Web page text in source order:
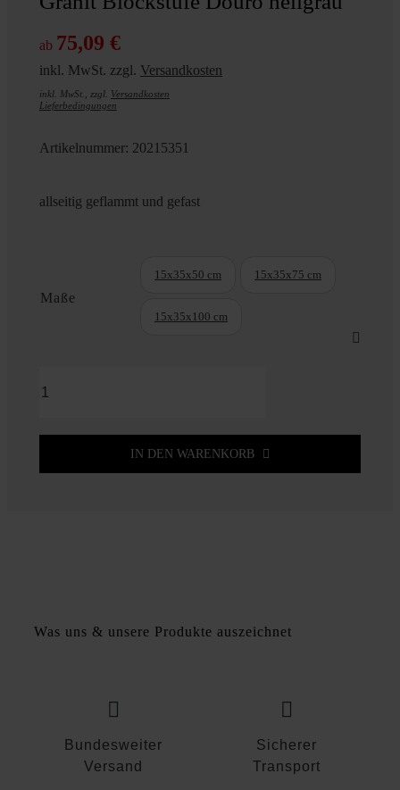
ab 75,09 €
inkl. MwSt. zzgl. Versandkosten
inkl. MwSt., zzgl. Versandkosten
Lieferbedingungen
Artikelnummer: 20215351
allseitig geflammt und gefast
Maße
15x35x50 cm 15x35x75 cm
15x35x100 cm
Menge
IN DEN WARENKORB
Was uns & unsere Produkte auszeichnet
Bundesweiter
Versand
Sicherer
Transport